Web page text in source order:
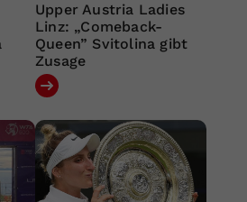
Upper Austria Ladies
Linz: „Comeback-
Queen” Svitolina gibt
Zusage